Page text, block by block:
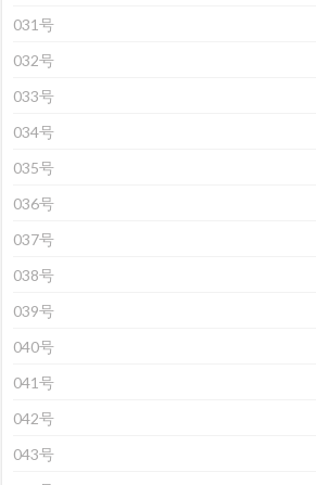
031号
032号
033号
034号
035号
036号
037号
038号
039号
040号
041号
042号
043号